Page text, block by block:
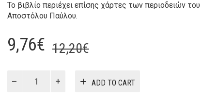
Το βιβλίο περιέχει επίσης χάρτες των περιοδειών του
Αποστόλου Παύλου.
12,20€Original
was:
9,76€
Current
is:
ΘΕΟΤΟΚΟΣ
ADD TO CART